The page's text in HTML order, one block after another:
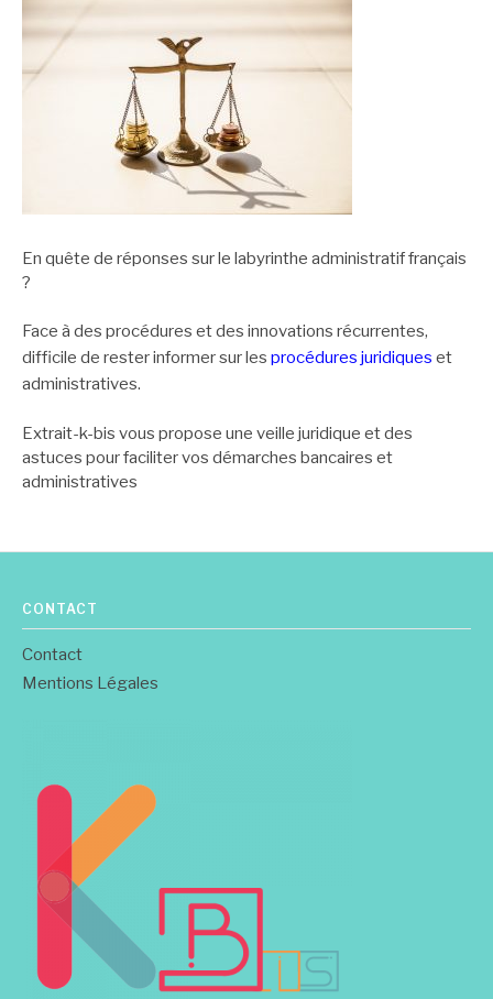
En quête de réponses sur le labyrinthe administratif français
?
Face à des procédures et des innovations récurrentes,
difficile de rester informer sur les procédures juridiques et
administratives.
Extrait-k-bis vous propose une veille juridique et des
astuces pour faciliter vos démarches bancaires et
administratives
CONTACT
Contact
Mentions Légales